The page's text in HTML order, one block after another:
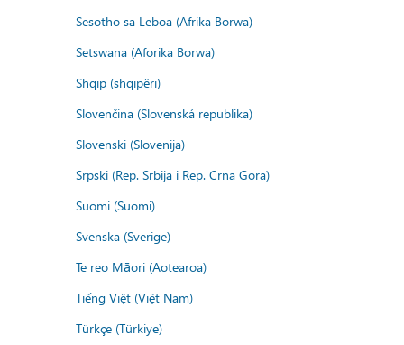
Sesotho sa Leboa (Afrika Borwa)
Setswana (Aforika Borwa)
Shqip (shqipëri)
Slovenčina (Slovenská republika)
Slovenski (Slovenija)
Srpski (Rep. Srbija i Rep. Crna Gora)
Suomi (Suomi)
Svenska (Sverige)
Te reo Māori (Aotearoa)
Tiếng Việt (Việt Nam)
Türkçe (Türkiye)